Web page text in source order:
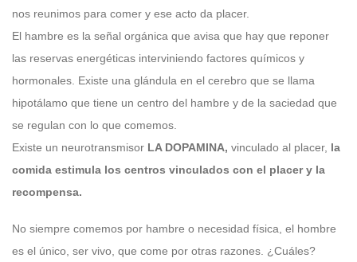
nos reunimos para comer y ese acto da placer.
El hambre es la señal orgánica que avisa que hay que reponer
las reservas energéticas interviniendo factores químicos y
hormonales. Existe una glándula en el cerebro que se llama
hipotálamo que tiene un centro del hambre y de la saciedad que
se regulan con lo que comemos.
Existe un neurotransmisor LA DOPAMINA, vinculado al placer, la
comida estimula los centros vinculados con el placer y la
recompensa.
No siempre comemos por hambre o necesidad física, el hombre
es el único, ser vivo, que come por otras razones. ¿Cuáles?